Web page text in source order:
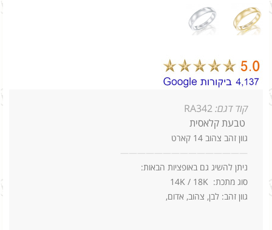
קוד דגם: RA342
טבעת קלאסית
גוון זהב צהוב 14 קארט
—
—
—
—
—
—
—
—
—
—
—
—
—
—
—
ניתן להשיג גם באופציות הבאות:
סוג מתכת: 14K / 18K
גוון זהב: לבן, צהוב, אדום,